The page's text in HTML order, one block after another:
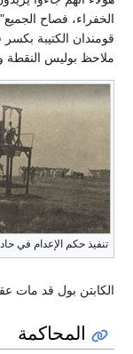
الخفراء، فصاح
قومندان الكتيبة
ملاحظ بوليس النقطة
تنفيذ حكم الإعدام في
الكابتن بول قد مات
المحاكمة